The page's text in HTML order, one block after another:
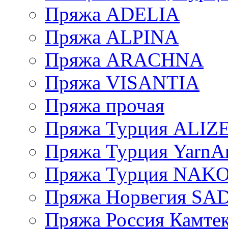
Пряжа ADELIA
Пряжа ALPINA
Пряжа ARACHNA
Пряжа VISANTIA
Пряжа прочая
Пряжа Турция
Пряжа Турция
Пряжа Турция
Пряжа Норвегия
Пряжа Россия